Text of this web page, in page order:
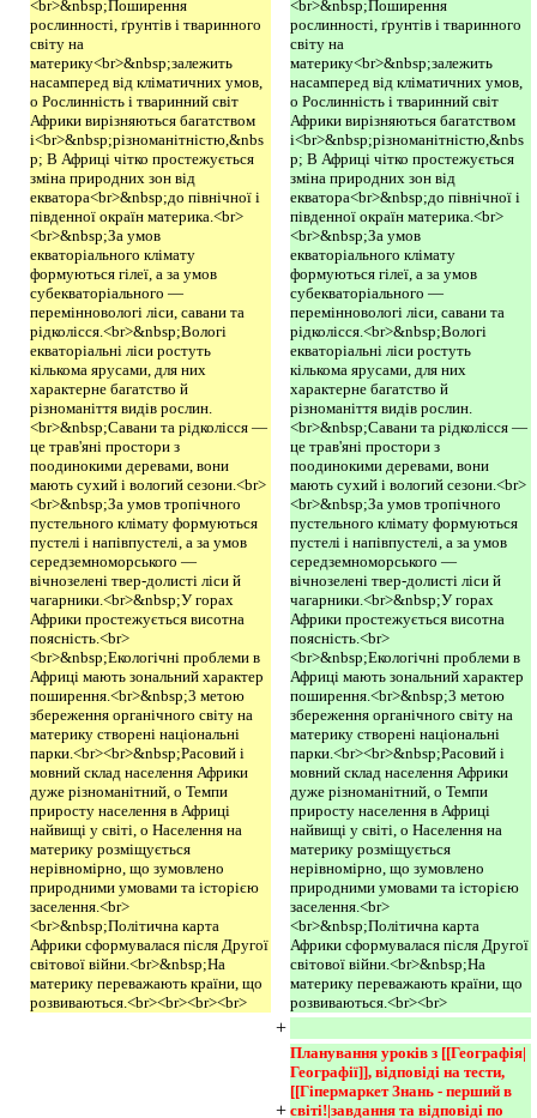
<br>&nbsp;Поширення
рослинності, ґрунтів і тваринного
світу на
материку<br>&nbsp;залежить
насамперед від кліматичних умов,
о Рослинність і тваринний світ
Африки вирізняються багатством
і<br>&nbsp;різноманітністю,&nbs
p; В Африці чітко простежується
зміна природних зон від
екватора<br>&nbsp;до північної і
південної окраїн материка.<br>
<br>&nbsp;За умов
екваторіального клімату
формуються гілеї, а за умов
субекваторіального —
перемінновологі ліси, савани та
рідколісся.<br>&nbsp;Вологі
екваторіальні ліси ростуть
кількома ярусами, для них
характерне багатство й
різноманіття видів рослин.
<br>&nbsp;Савани та рідколісся —
це трав'яні простори з
поодинокими деревами, вони
мають сухий і вологий сезони.<br>
<br>&nbsp;За умов тропічного
пустельного клімату формуються
пустелі і напівпустелі, а за умов
середземноморського —
вічнозелені твер-долисті ліси й
чагарники.<br>&nbsp;У горах
Африки простежується висотна
поясність.<br>
<br>&nbsp;Екологічні проблеми в
Африці мають зональний характер
поширення.<br>&nbsp;3 метою
збереження органічного світу на
материку створені національні
парки.<br><br>&nbsp;Расовий і
мовний склад населення Африки
дуже різноманітний, о Темпи
приросту населення в Африці
найвищі у світі, о Населення на
материку розміщується
нерівномірно, що зумов­лено
природними умовами та історією
заселення.<br>
<br>&nbsp;Політична карта
Африки сформувалася після Другої
світової війни.<br>&nbsp;На
материку переважають країни, що
розвиваються.<br><br><br><br>
<br>&nbsp;Поширення
рослинності, ґрунтів і тваринного
світу на
материку<br>&nbsp;залежить
насамперед від кліматичних умов,
о Рослинність і тваринний світ
Африки вирізняються багатством
і<br>&nbsp;різноманітністю,&nbs
p; В Африці чітко простежується
зміна природних зон від
екватора<br>&nbsp;до північної і
південної окраїн материка.<br>
<br>&nbsp;За умов
екваторіального клімату
формуються гілеї, а за умов
субекваторіального —
перемінновологі ліси, савани та
рідколісся.<br>&nbsp;Вологі
екваторіальні ліси ростуть
кількома ярусами, для них
характерне багатство й
різноманіття видів рослин.
<br>&nbsp;Савани та рідколісся —
це трав'яні простори з
поодинокими деревами, вони
мають сухий і вологий сезони.<br>
<br>&nbsp;За умов тропічного
пустельного клімату формуються
пустелі і напівпустелі, а за умов
середземноморського —
вічнозелені твер-долисті ліси й
чагарники.<br>&nbsp;У горах
Африки простежується висотна
поясність.<br>
<br>&nbsp;Екологічні проблеми в
Африці мають зональний характер
поширення.<br>&nbsp;3 метою
збереження органічного світу на
материку створені національні
парки.<br><br>&nbsp;Расовий і
мовний склад населення Африки
дуже різноманітний, о Темпи
приросту населення в Африці
найвищі у світі, о Населення на
материку розміщується
нерівномірно, що зумов­лено
природними умовами та історією
заселення.<br>
<br>&nbsp;Політична карта
Африки сформувалася після Другої
світової війни.<br>&nbsp;На
материку переважають країни, що
розвиваються.<br><br>
+
+
Планування уроків з [[Географія|
Географії]], відповіді на тести,
[[Гіпермаркет Знань - перший в
світі!|завдання та відповіді по